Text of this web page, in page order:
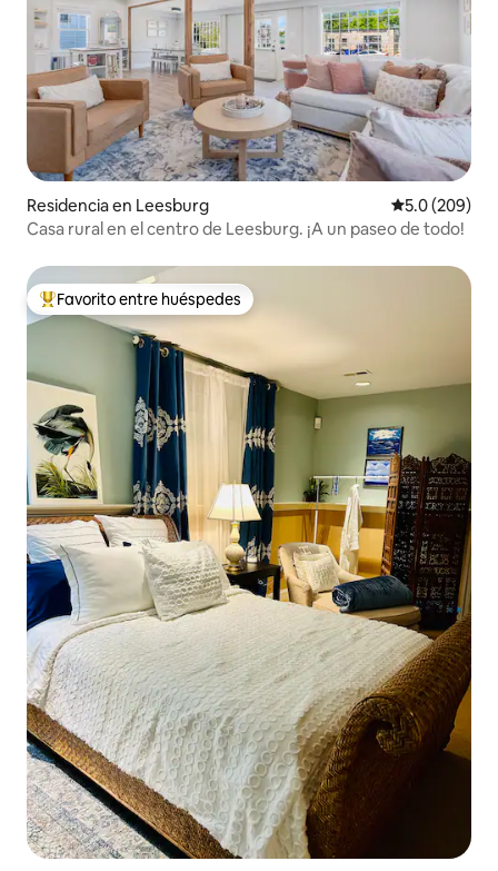
Residencia en Leesburg Calificación
5.0 (209)
Casa rural en el centro de Leesburg. ¡A un paseo de todo!
De los mejores en Favorito entre huéspedes
Favorito entre huéspedes